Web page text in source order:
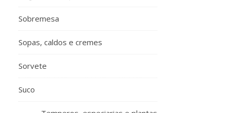
Sobremesa
Sopas, caldos e cremes
Sorvete
Suco